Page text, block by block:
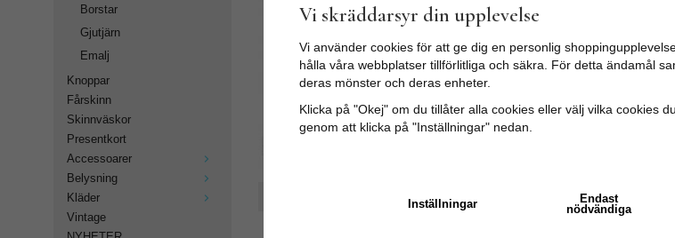
Borstar
Gjutjärn
Emalj
Knoppar
Fårskinn
Skinnväskor
Presentkort
Accessoarer
Belysning
Kläder
Vintage
Storlek:
Vi skräddarsyr din upplevelse
Vi använder cookies för att ge dig en personlig
hålla våra webbplatser tillförlitliga och säkra. För detta ändamål
deras mönster och deras enheter.
Klicka på "Okej" om du tillåter alla cookies eller välj vilka cookies
genom att klicka på "Inställningar" nedan.
Inställningar
Endast
nödvändiga